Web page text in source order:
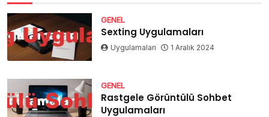
GENEL
Sexting Uygulamaları
Uygulamaları 1 Aralık 2024
GENEL
Rastgele Görüntülü Sohbet
Uygulamaları